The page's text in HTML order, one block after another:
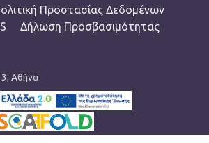
Προστασίας Δεδομένων
Δήλωση Προσβασιμότητας
Αθήνα